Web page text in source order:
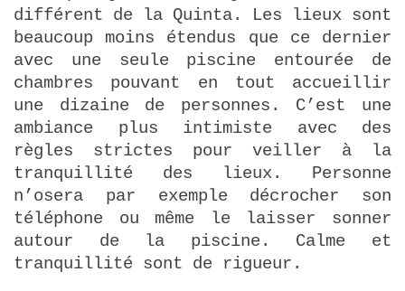
différent de la Quinta. Les lieux sont
beaucoup moins étendus que ce dernier
avec une seule piscine entourée de
chambres pouvant en tout accueillir
une dizaine de personnes. C’est une
ambiance plus intimiste avec des
règles strictes pour veiller à la
tranquillité des lieux. Personne
n’osera par exemple décrocher son
téléphone ou même le laisser sonner
autour de la piscine. Calme et
tranquillité sont de rigueur.